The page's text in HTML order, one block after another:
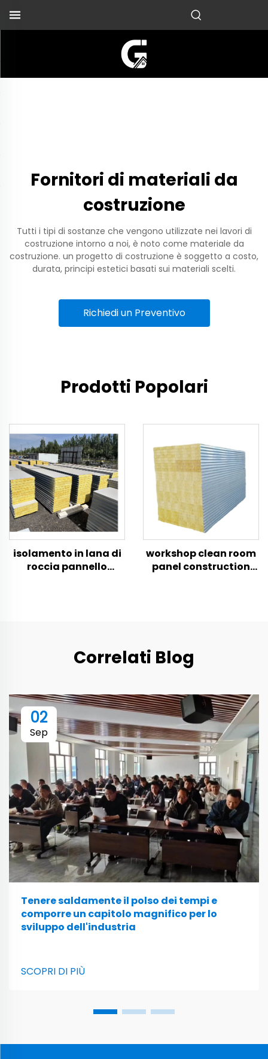
Fornitori di materiali da
costruzione
Tutti i tipi di sostanze che vengono utilizzate nei lavori di
costruzione intorno a noi, è noto come materiale da
costruzione. un progetto di costruzione è soggetto a costo,
durata, principi estetici basati sui materiali scelti.
Richiedi un Preventivo
Prodotti Popolari
isolamento in lana di
roccia pannello
pareti
workshop clean room
panel construction
Correlati Blog
02
Sep
Tenere saldamente il polso dei tempi e
comporre un capitolo magnifico per lo
sviluppo dell'industria
SCOPRI DI PIÙ